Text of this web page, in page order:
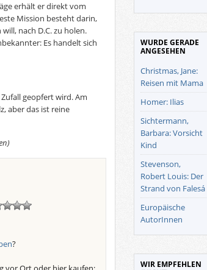
erhält er direkt vom
Mission besteht darin,
nach D.C. zu holen.
Es handelt sich
geopfert wird. Am
aber das ist reine
?
WURDE GERADE
ANGESEHEN
Christmas, Jane:
Reisen mit Mama
Homer: Ilias
Sichtermann,
Barbara: Vorsicht
Kind
Stevenson,
Robert Louis: Der
Strand von Falesá
Europäische
AutorInnen
WIR EMPFEHLEN